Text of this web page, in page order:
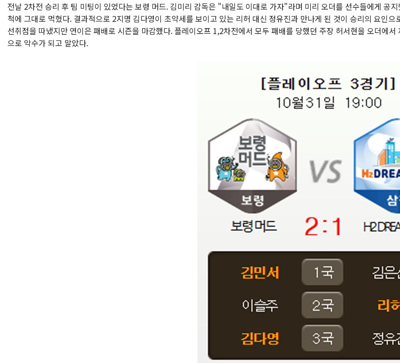
전날 2차전 승리 후 팀 미팅이 있었다는 보령 머드. 김미리 감독은 "내일도 이대로 가자"라며 미리 오더를 선수들에게 공
척에 그대로 먹혔다. 결과적으로 2지명 김다영이 초약세를 보이고 있는 리허 대신 정유진과 만나게 된 것이 승리의 요인
선취점을 따냈지만 연이은 패배로 시즌을 마감했다. 플레이오프 1,2차전에서 모두 패배를 당했던 주장 허서현을 오더에
으로 악수가 되고 말았다.